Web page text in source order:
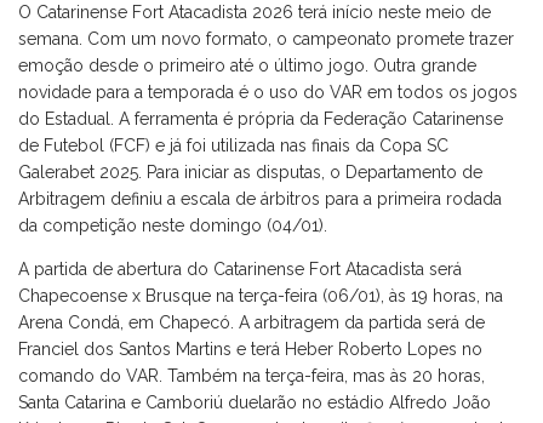
O Catarinense Fort Atacadista 2026 terá início neste meio de
semana. Com um novo formato, o campeonato promete trazer
emoção desde o primeiro até o último jogo. Outra grande
novidade para a temporada é o uso do VAR em todos os jogos
do Estadual. A ferramenta é própria da Federação Catarinense
de Futebol (FCF) e já foi utilizada nas finais da Copa SC
Galerabet 2025. Para iniciar as disputas, o Departamento de
Arbitragem definiu a escala de árbitros para a primeira rodada
da competição neste domingo (04/01).
A partida de abertura do Catarinense Fort Atacadista será
Chapecoense x Brusque na terça-feira (06/01), às 19 horas, na
Arena Condá, em Chapecó. A arbitragem da partida será de
Franciel dos Santos Martins e terá Heber Roberto Lopes no
comando do VAR. Também na terça-feira, mas às 20 horas,
Santa Catarina e Camboriú duelarão no estádio Alfredo João